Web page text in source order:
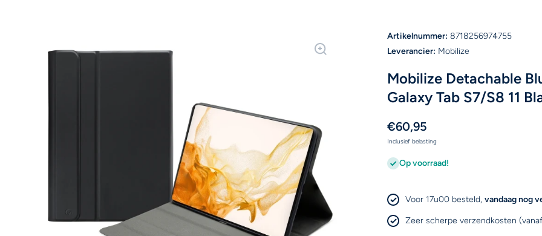
Artikelnummer: 8718256974755
Leverancier: Mobilize
Mobilize Detachable
Galaxy Tab S7/S8 11
€60,95
Inclusief belasting
Op voorraad!
Voor 17u00 besteld, vandaag nog
Zeer scherpe verzendkosten